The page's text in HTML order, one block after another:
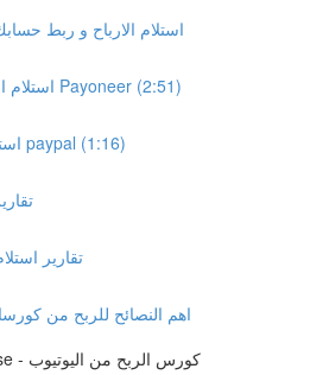
استلام الارباح و ربط حسابك
استلام الارباح باستخدام Payoneer (2:51)
استلام الارباح على paypal (1:16)
تقارير استلام
اهم النصائح للربح من
Youtube SEO Course - كورس الربح من اليوتيوب